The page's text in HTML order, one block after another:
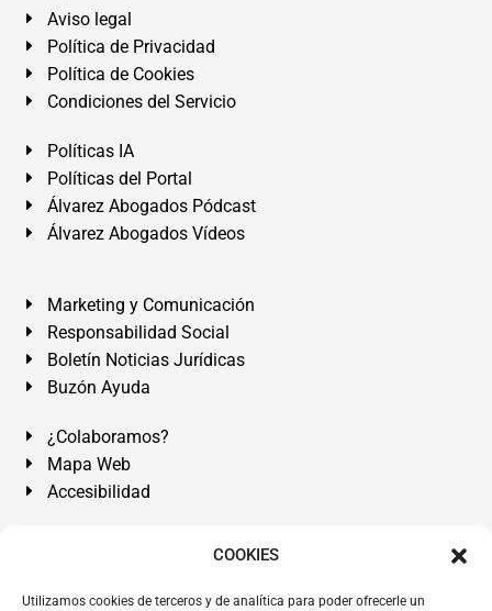
COOKIES
Utilizamos cookies de terceros y de analítica para poder ofrecerle un
Aviso legal
Política de Privacidad
Política de Cookies
Condiciones del Servicio
Políticas IA
Políticas del Portal
Álvarez Abogados Pódcast
Álvarez Abogados Vídeos
Marketing y Comunicación
Responsabilidad Social
Boletín Noticias Jurídicas
Buzón Ayuda
¿Colaboramos?
Mapa Web
Accesibilidad
Álvarez Abogados Tenerife:Calle Teobaldo Power Nº 7,
de Tenerife. Islas Canarias.